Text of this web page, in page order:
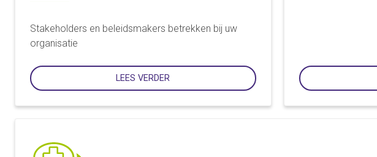
Stakeholders en beleidsmakers betrekken bij uw
organisatie
LEES VERDER